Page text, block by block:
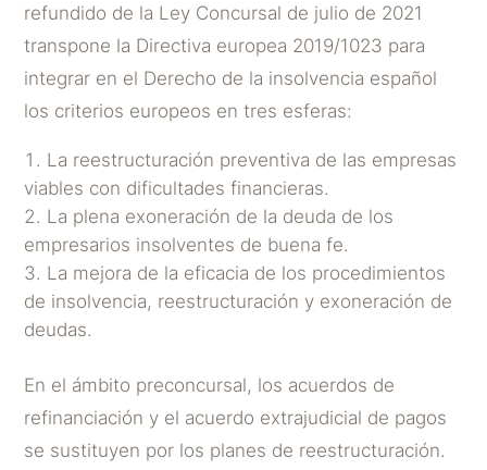
refundido de la Ley Concursal de julio de 2021
transpone la Directiva europea 2019/1023 para
integrar en el Derecho de la insolvencia español
los criterios europeos en tres esferas:
La reestructuración preventiva de las empresas
viables con dificultades financieras.
La plena exoneración de la deuda de los
empresarios insolventes de buena fe.
La mejora de la eficacia de los procedimientos
de insolvencia, reestructuración y exoneración de
deudas.
En el ámbito preconcursal, los acuerdos de
refinanciación y el acuerdo extrajudicial de pagos
se sustituyen por los planes de reestructuración.